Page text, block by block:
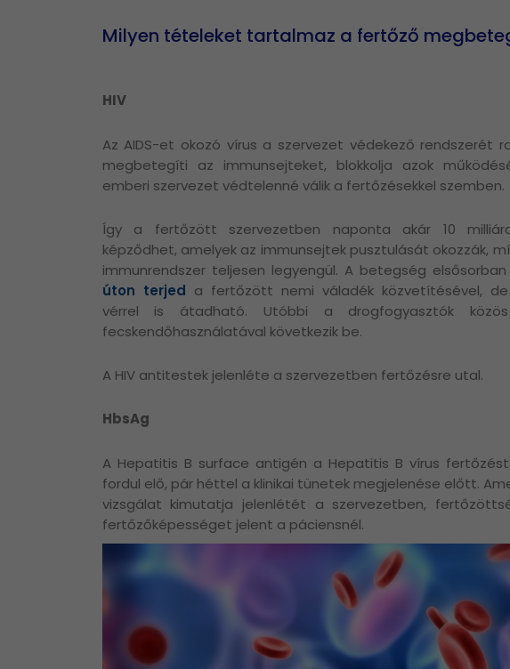
Milyen tételeket tartalmaz a fertőző
HIV
Az AIDS-et okozó vírus a szervezet védekező rendszerét
megbetegíti az immunsejteket, blokkolja azok
emberi szervezet védtelenné válik a fertőzésekkel szemben.
Így a fertőzött szervezetben naponta akár 10
képződhet, amelyek az immunsejtek pusztulását okozzák,
immunrendszer teljesen legyengül. A betegség elsősorban
úton terjed a fertőzött nemi váladék közvetítésével,
vérrel is átadható. Utóbbi a drogfogyasztók
fecskendőhasználatával következik be.
A HIV antitestek jelenléte a szervezetben fertőzésre utal.
HbsAg
A Hepatitis B surface antigén a Hepatitis B vírus
fordul elő, pár héttel a klinikai tünetek megjelenése előtt.
vizsgálat kimutatja jelenlétét a szervezetben,
fertőzőképességet jelent a páciensnél.